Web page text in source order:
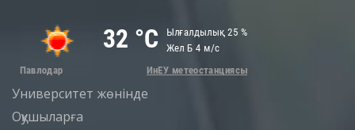
Университет жөнінде
Оқушыларға